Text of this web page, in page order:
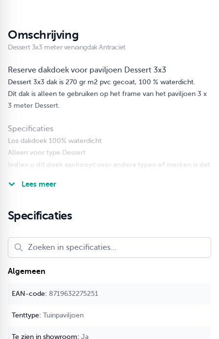
Omschrijving
Dessert 3x3 meter vervangdak Antraciet
Reserve dakdoek voor paviljoen Dessert 3x3
Dessert 3x3 dak is 270 gr m2 pvc gecoat, 100 % waterdicht.
Dit dak is alleen te gebruiken op het frame van het paviljoen 3 x
3 meter Dessert.
Specificaties
Los dakdoek 100% waterdicht
Alleen voor type Dessert
Indien u dit doek aankoopt voor andere typen of merken is dat
terugnemen.
Lees meer
Specificaties
Algemeen
8719632275251
Tuinpaviljoen
Ja